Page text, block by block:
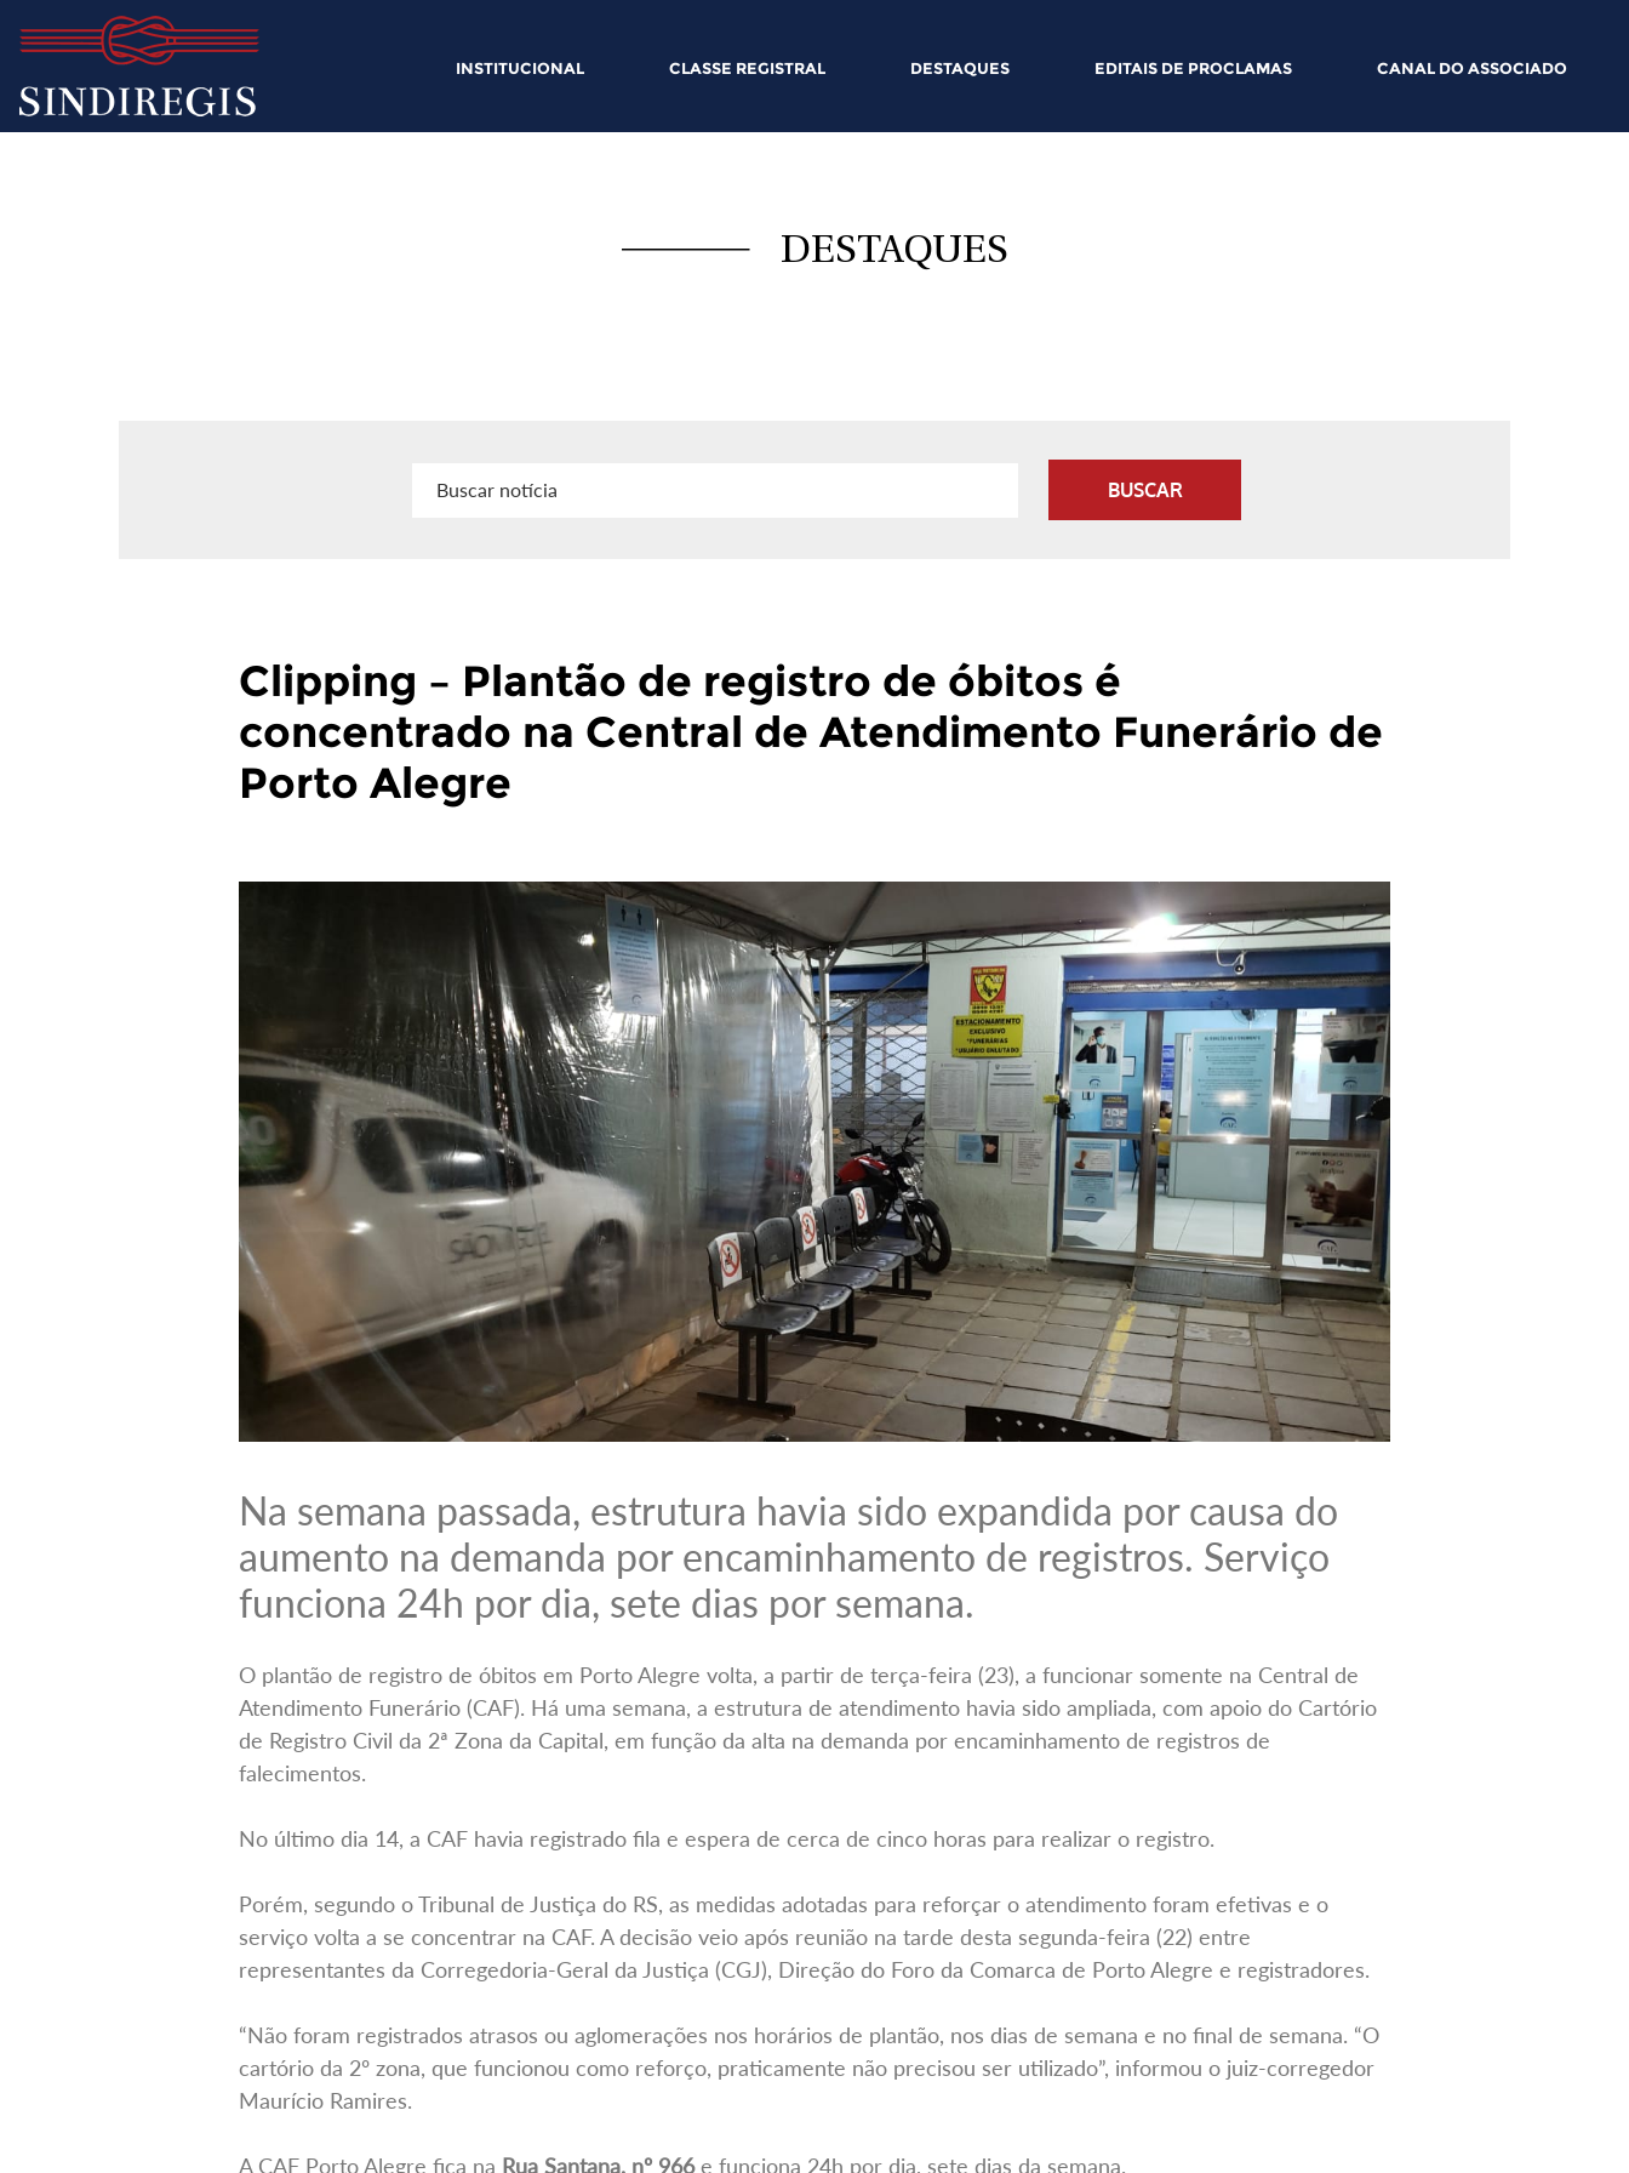
INSTITUCIONAL CLASSE REGISTRAL DESTAQUES EDITAIS DE PROCLAMAS CANAL DO ASSOCIADO
DESTAQUES
BUSCAR
Clipping – Plantão de registro de óbitos é
concentrado na Central de Atendimento Funerário de
Porto Alegre
Na semana passada, estrutura havia sido expandida por causa do
aumento na demanda por encaminhamento de registros. Serviço
funciona 24h por dia, sete dias por semana.
O plantão de registro de óbitos em Porto Alegre volta, a partir de terça-feira (23), a funcionar somente na Central de
Atendimento Funerário (CAF). Há uma semana, a estrutura de atendimento havia sido ampliada, com apoio do Cartório
de Registro Civil da 2ª Zona da Capital, em função da alta na demanda por encaminhamento de registros de
falecimentos.
No último dia 14, a CAF havia registrado fila e espera de cerca de cinco horas para realizar o registro.
Porém, segundo o Tribunal de Justiça do RS, as medidas adotadas para reforçar o atendimento foram efetivas e o
serviço volta a se concentrar na CAF. A decisão veio após reunião na tarde desta segunda-feira (22) entre
representantes da Corregedoria-Geral da Justiça (CGJ), Direção do Foro da Comarca de Porto Alegre e registradores.
“Não foram registrados atrasos ou aglomerações nos horários de plantão, nos dias de semana e no final de semana. “O
cartório da 2º zona, que funcionou como reforço, praticamente não precisou ser utilizado”, informou o juiz-corregedor
Maurício Ramires.
A CAF Porto Alegre fica na Rua Santana, nº 966e funciona 24h por dia, sete dias da semana.